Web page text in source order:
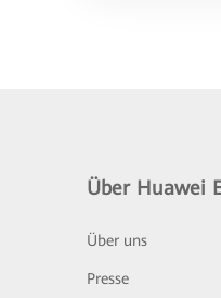
Über Huawei
Über uns
Presse